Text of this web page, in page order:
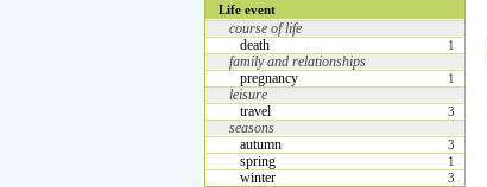
Life event
course of life
death
1
family and relationships
pregnancy
1
leisure
travel
3
seasons
autumn
3
spring 1
winter 3